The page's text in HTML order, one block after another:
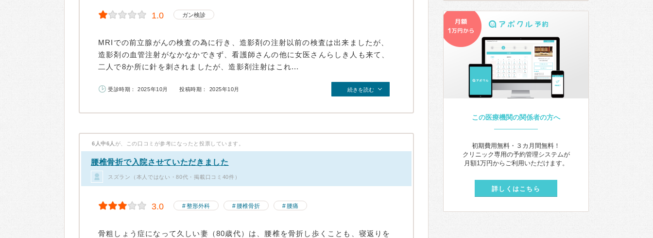
1.0 ガン検診
MRIでの前立腺がんの検査の為に行き、造影剤の注射以前の検査は出来ましたが、
造影剤の血管注射がなかなかできず、看護師さんの他に女医さんらしき人も来て、
二人で8か所に針を刺されましたが、造影剤注射はこれ...
受診時期： 2025年10月 投稿時期： 2025年10月 続きを読む
6人中6人 が、この口コミが参考になったと投票しています。
腰椎骨折で入院させていただきました
スズラン（本人ではない・80代・掲載口コミ40件）
3.0 整形外科 腰椎骨折 腰痛
骨粗しょう症になって久しい妻（80歳代）は、腰椎を骨折し歩くことも、寝返りを
この医療機関の関係者の方へ
初期費用無料・３カ月間無料！
クリニック専用の予約管理システムが
月額1万円からご利用いただけます。
詳しくはこちら